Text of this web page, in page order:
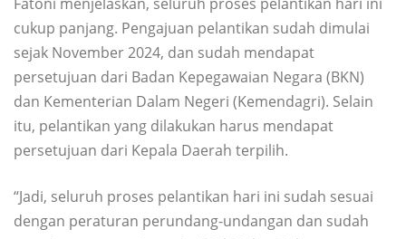
cukup panjang. Pengajuan pelantikan sudah dimulai
sejak November 2024, dan sudah mendapat
persetujuan dari Badan Kepegawaian Negara (BKN)
dan Kementerian Dalam Negeri (Kemendagri). Selain
itu, pelantikan yang dilakukan harus mendapat
persetujuan dari Kepala Daerah terpilih.
“Jadi, seluruh proses pelantikan hari ini sudah sesuai
dengan peraturan perundang-undangan dan sudah